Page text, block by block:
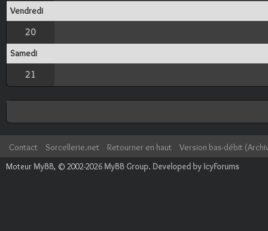
Vendredi
20
Samedi
21
Contact Sorcellerie.net Retourner en haut
Version bas-débit
Moteur MyBB, © 2002-2026 MyBB Group. Developed by IcyForums